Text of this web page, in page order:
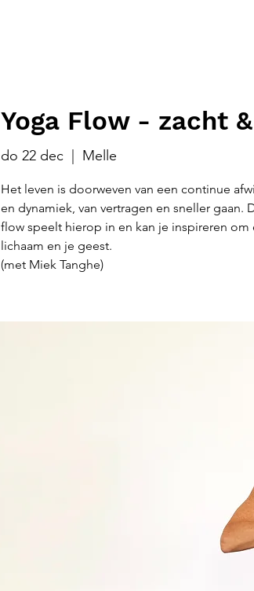
Yoga Flow - zacht
do 22 dec
  |
Melle
Het leven is doorweven van een continue
en dynamiek, van vertragen en sneller gaan.
flow speelt hierop in en kan je inspireren om
lichaam en je geest.
(met Miek Tanghe)